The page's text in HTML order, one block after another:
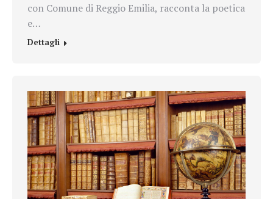
con Comune di Reggio Emilia, racconta la poetica
e…
Dettagli